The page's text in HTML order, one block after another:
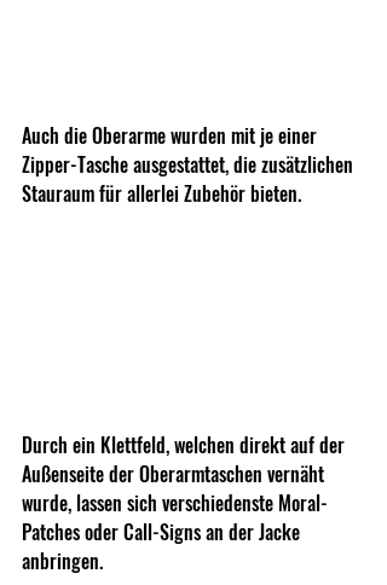
Auch die Oberarme wurden mit je einer
Zipper-Tasche ausgestattet, die zusätzlichen
Stauraum für allerlei Zubehör bieten.
Durch ein Klettfeld, welchen direkt auf der
Außenseite der Oberarmtaschen vernäht
wurde, lassen sich verschiedenste Moral-
Patches oder Call-Signs an der Jacke
anbringen.